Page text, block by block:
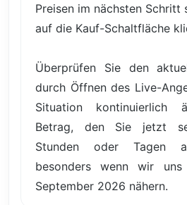
Preisen im nächsten Schritt
auf die Kauf-Schaltfläche
Überprüfen Sie den
durch Öffnen des Live-
Situation kontinuierlich
Betrag, den Sie jetzt
Stunden oder Tagen
besonders wenn wir uns
September 2026 nähern.